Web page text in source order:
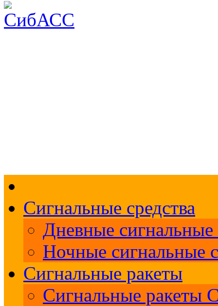
Сигнальные средства
Дневные сигнальные
Ночные сигнальные
Сигнальные ракеты
Сигнальные ракеты